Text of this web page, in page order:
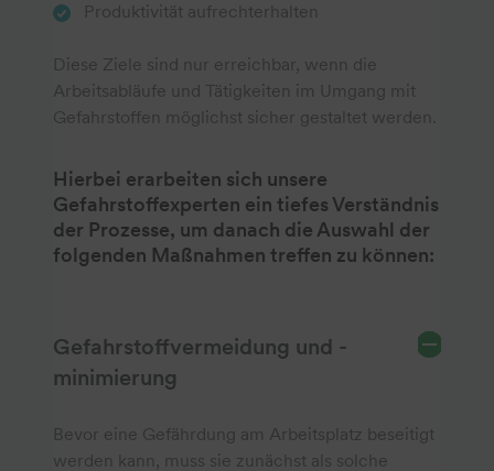
Produktivität aufrechterhalten
Diese Ziele sind nur erreichbar, wenn die
Arbeitsabläufe und Tätigkeiten im Umgang mit
Gefahrstoffen möglichst sicher gestaltet werden.
Hierbei erarbeiten sich unsere
Gefahrstoffexperten ein tiefes Verständnis
der Prozesse, um danach die Auswahl der
folgenden Maßnahmen treffen zu können:
Gefahrstoffvermeidung und -
minimierung
Bevor eine Gefährdung am Arbeitsplatz beseitigt
werden kann, muss sie zunächst als solche